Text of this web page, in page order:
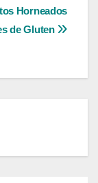
Horneados
de Gluten